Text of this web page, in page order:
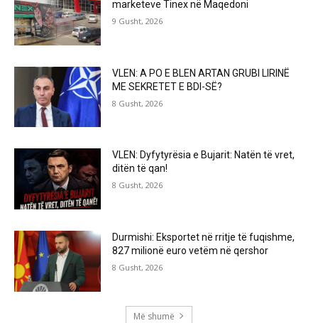
marketeve Tinex në Maqedoni
9 Gusht, 2026
VLEN: A PO E BLEN ARTAN GRUBI LIRINË
ME SEKRETET E BDI-SË?
8 Gusht, 2026
VLEN: Dyfytyrësia e Bujarit: Natën të vret,
ditën të qan!
8 Gusht, 2026
Durmishi: Eksportet në rritje të fuqishme,
827 milionë euro vetëm në qershor
8 Gusht, 2026
Më shumë